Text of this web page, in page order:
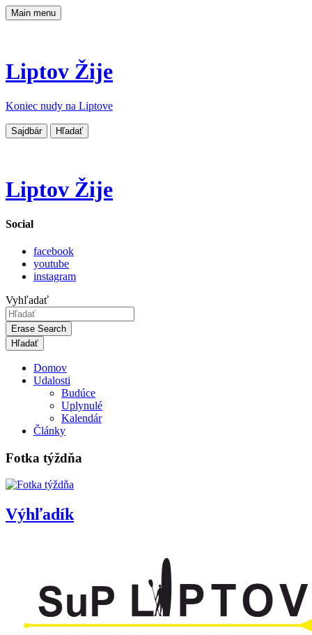
Main menu
Liptov Žije
Koniec nudy na Liptove
Sajdbár Hľadať
Liptov Žije
Social
facebook
youtube
instagram
Vyhľadať
Erase Search
Domov
Udalosti
Budúce
Uplynulé
Kalendár
Články
Fotka týždňa
Výhľadík